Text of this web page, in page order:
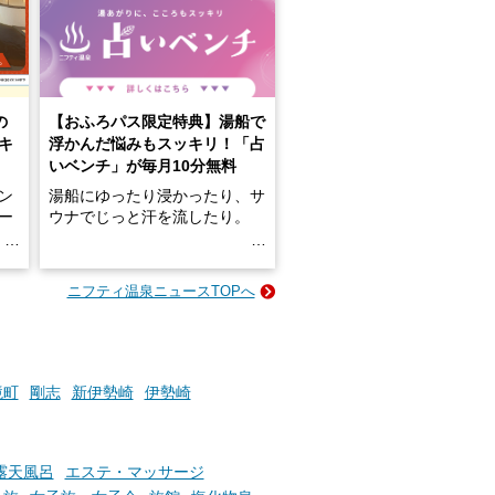
【おふろパス限定特典】湯船で
浮かんだ悩みもスッキリ！「占
いベンチ」が毎月10分無料
湯船にゆったり浸かったり、サ
ウナでじっと汗を流したり。
そんな「一人でぼんやり過ごす
でくることはありませんか？
お風呂でリラックスしているか
らこそ向き合える、大切な自分
ニフティ温泉ニュースTOPへ
剛志 新伊勢崎 伊勢崎
天風呂
エステ・マッサージ